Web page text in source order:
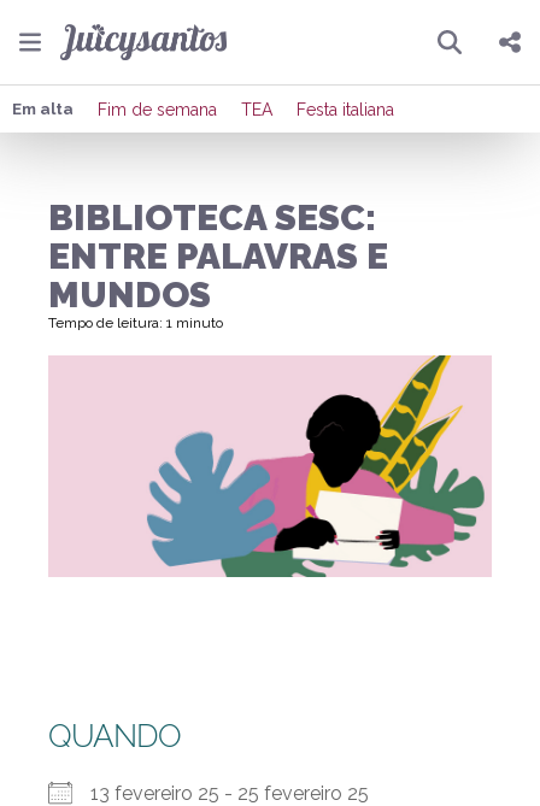
Pesquisar
Compartilhar
Enviar por Whatsapp
Em alta Fim de semana TEA Festa italiana
BIBLIOTECA SESC:
ENTRE PALAVRAS E
MUNDOS
Tempo de leitura: 1 minuto
QUANDO
13 fevereiro 25 - 25 fevereiro 25